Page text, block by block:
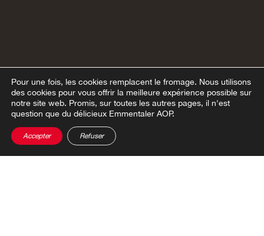
Pour une fois, les cookies remplacent le fromage. Nous utilisons
des cookies pour vous offrir la meilleure expérience possible sur
notre site web. Promis, sur toutes les autres pages, il n'est
question que du délicieux Emmentaler AOP.
Accepter Refuser